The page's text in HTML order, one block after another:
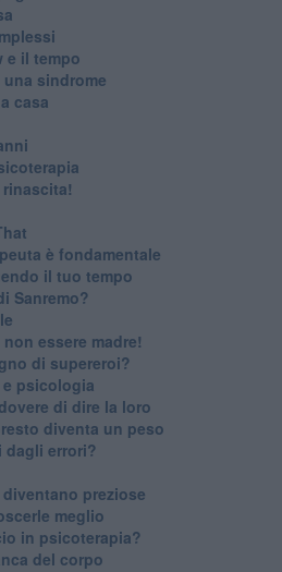
e il tempo
sindrome
casa
è fondamentale
il tuo tempo
Sanremo?
essere madre!
di supereroi?
psicologia
di dire la loro
diventa un peso
dagli errori?
preziose
meglio
in psicoterapia?
del corpo